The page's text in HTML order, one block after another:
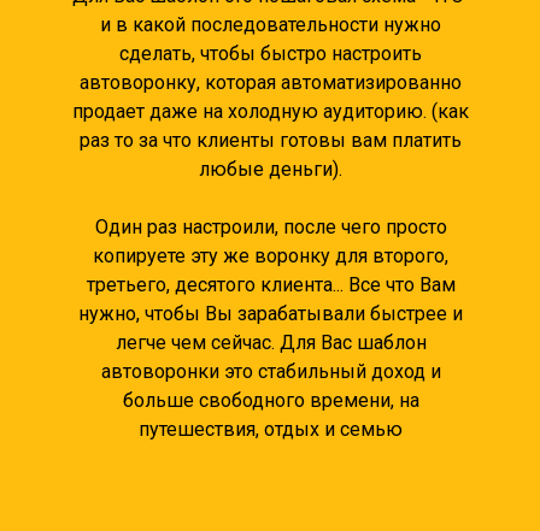
и в какой последовательности нужно
сделать, чтобы быстро настроить
автоворонку, которая автоматизированно
продает даже на холодную аудиторию. (как
раз то за что клиенты готовы вам платить
любые деньги).
Один раз настроили, после чего просто
копируете эту же воронку для второго,
третьего, десятого клиента... Все что Вам
нужно, чтобы Вы зарабатывали быстрее и
легче чем сейчас. Для Вас шаблон
автоворонки это стабильный доход и
больше свободного времени, на
путешествия, отдых и семью